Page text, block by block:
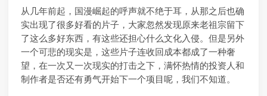
从几年前起，国漫崛起的呼声就不绝于耳，从那之后也确
实出现了很多好看的片子，大家忽然发现原来老祖宗留下
了这么多好东西，有这些还担心什么文化入侵。但是另外
一个可悲的现实是，这些片子连收回成本都成了一种奢
望，在一次又一次现实的打击之下，满怀热情的投资人和
制作者是否还有勇气开始下一个项目呢，我们不知道。